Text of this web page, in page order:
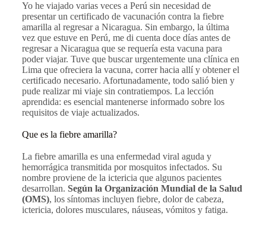
Yo he viajado varias veces a Perú sin necesidad de
presentar un certificado de vacunación contra la fiebre
amarilla al regresar a Nicaragua. Sin embargo, la última
vez que estuve en Perú, me di cuenta doce días antes de
regresar a Nicaragua que se requería esta vacuna para
poder viajar. Tuve que buscar urgentemente una clínica en
Lima que ofreciera la vacuna, correr hacia allí y obtener el
certificado necesario. Afortunadamente, todo salió bien y
pude realizar mi viaje sin contratiempos. La lección
aprendida: es esencial mantenerse informado sobre los
requisitos de viaje actualizados.
Que es la fiebre amarilla?
La fiebre amarilla es una enfermedad viral aguda y
hemorrágica transmitida por mosquitos infectados. Su
nombre proviene de la ictericia que algunos pacientes
desarrollan. Según la Organización Mundial de la Salud
(OMS), los síntomas incluyen fiebre, dolor de cabeza,
ictericia, dolores musculares, náuseas, vómitos y fatiga.